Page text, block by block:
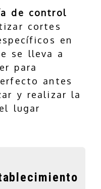
de control
cortes
en
se lleva a
para
antes
y realizar la
lugar